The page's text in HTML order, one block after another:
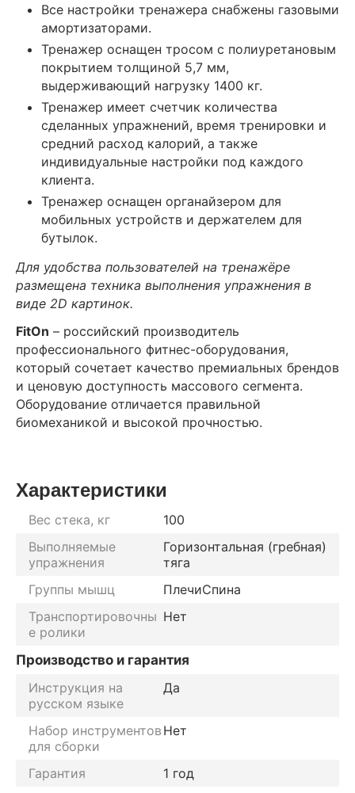
Все настройки тренажера снабжены газовыми
амортизаторами.
Тренажер оснащен тросом с полиуретановым
покрытием толщиной 5,7 мм,
выдерживающий нагрузку 1400 кг.
Тренажер имеет счетчик количества
сделанных упражнений, время тренировки и
средний расход калорий, а также
индивидуальные настройки под каждого
клиента.
Тренажер оснащен органайзером для
мобильных устройств и держателем для
бутылок.
Для удобства пользователей на тренажёре
размещена техника выполнения упражнения в
виде 2D картинок.
FitOn – российский производитель
профессионального фитнес-оборудования,
который сочетает качество премиальных брендов
и ценовую доступность массового сегмента.
Оборудование отличается правильной
биомеханикой и высокой прочностью.
Характеристики
Вес стека, кг
100
Выполняемые
упражнения
Горизонтальная (гребная)
тяга
Группы мышц
ПлечиСпина
Транспортировочны
е ролики
Нет
Производство и гарантия
Инструкция на
русском языке
Да
Набор инструментов
для сборки
Нет
Гарантия
1 год